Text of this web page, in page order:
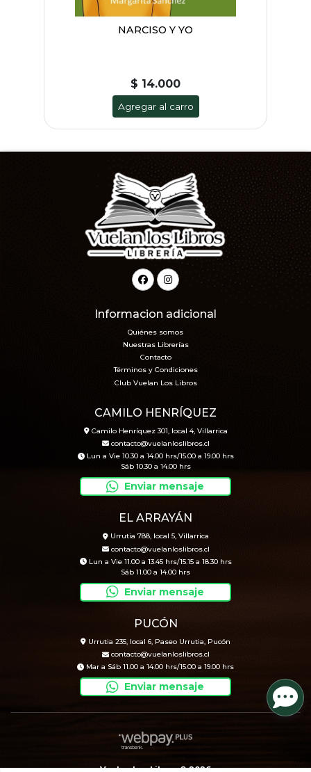
NARCISO Y YO
$ 14.000
Agregar al carro
Informacion adicional
Quiénes somos
Nuestras Librerías
Contacto
Términos y Condiciones
Club Vuelan Los Libros
CAMILO HENRÍQUEZ
Camilo Henríquez 301, local 4, Villarrica
contacto@vuelanloslibros.cl
Lun a Vie 10.30 a 14.00 hrs/15.00 a 19.00 hrs
Sáb 10.30 a 14.00 hrs
Enviar mensaje
EL ARRAYÁN
Urrutia 788, local 5, Villarrica
contacto@vuelanloslibros.cl
Lun a Vie 11.00 a 13.45 hrs/15.15 a 18.30 hrs
Sáb 11.00 a 14.00 hrs
Enviar mensaje
PUCÓN
Urrutia 235, local 6, Paseo Urrutia, Pucón
contacto@vuelanloslibros.cl
Mar a Sáb 11.00 a 14.00 hrs/15.00 a 19.00 hrs
Enviar mensaje
Vuelan Los Libros © 2026